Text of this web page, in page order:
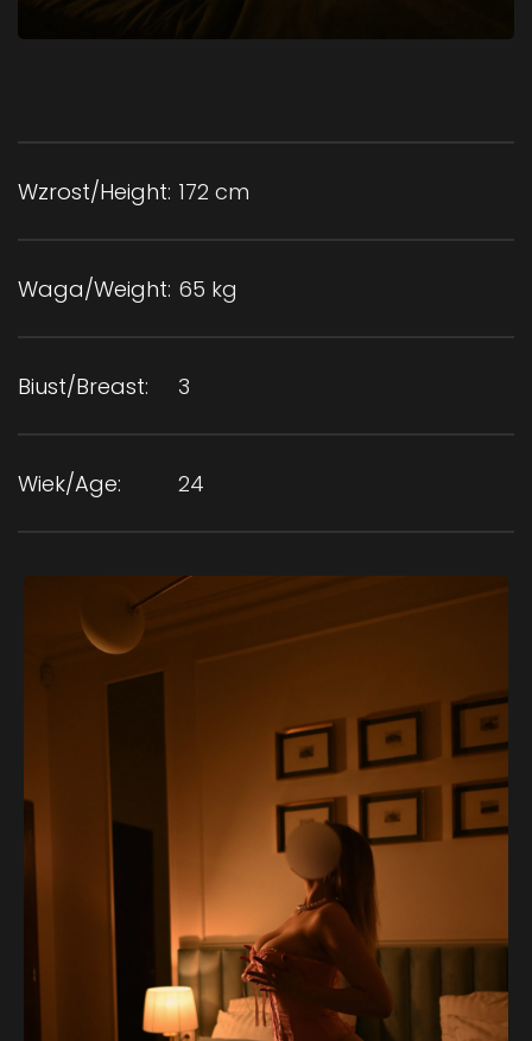
Wzrost/Height: 172 cm
Waga/Weight: 65 kg
Biust/Breast: 3
Wiek/Age: 24